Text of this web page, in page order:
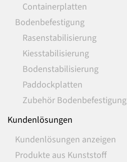
Containerplatten
Bodenbefestigung
Rasenstabilisierung
Kiesstabilisierung
Bodenstabilisierung
Paddockplatten
Zubehör Bodenbefestigung
Kundenlösungen
Kundenlösungen anzeigen
Produkte aus Kunststoff